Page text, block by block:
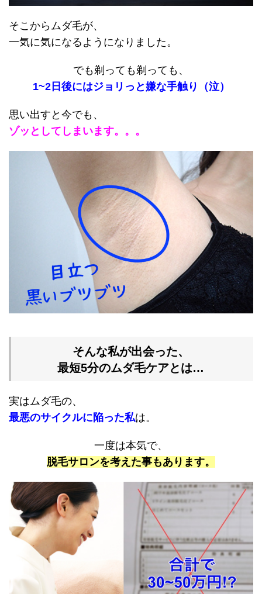
そこからムダ毛が、
一気に気になるようになりました。
でも剃っても剃っても、
1~2日後にはジョリっと嫌な手触り（泣）
思い出すと今でも、
ゾッとしてしまいます。。。
そんな私が出会った、
最短5分のムダ毛ケアとは…
実はムダ毛の、
最悪のサイクルに陥った私は。
一度は本気で、
脱毛サロンを考えた事もあります。